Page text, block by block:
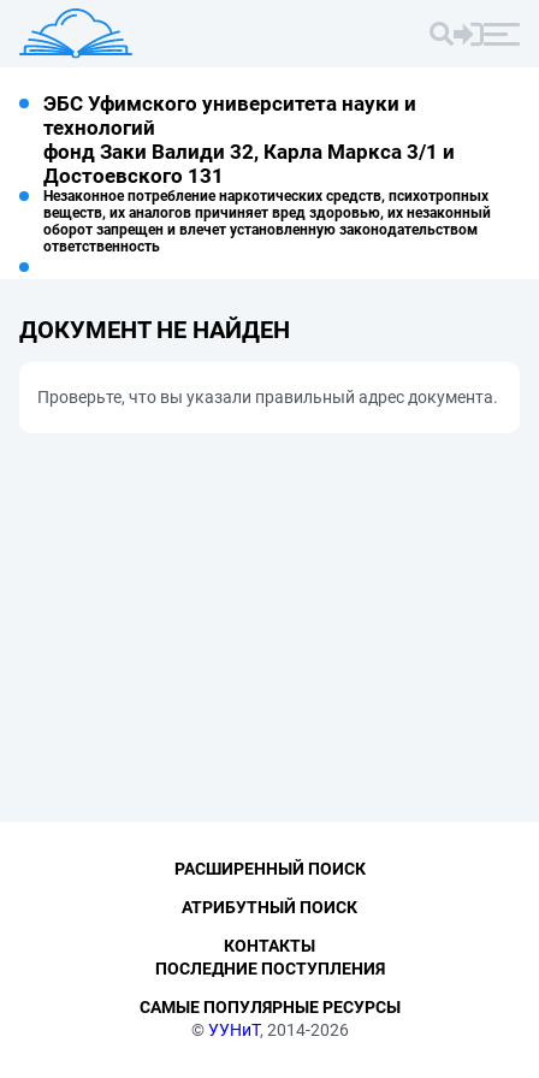
ЭБС Уфимского университета науки и
технологий
фонд Заки Валиди 32, Карла Маркса 3/1 и
Достоевского 131
Незаконное потребление наркотических средств, психотропных
веществ, их аналогов причиняет вред здоровью, их незаконный
оборот запрещен и влечет установленную законодательством
ответственность
ДОКУМЕНТ НЕ НАЙДЕН
Проверьте, что вы указали правильный адрес документа.
©УУНиТ, 2014-2026
РАСШИРЕННЫЙ ПОИСК
АТРИБУТНЫЙ ПОИСК
КОНТАКТЫ
ПОСЛЕДНИЕ ПОСТУПЛЕНИЯ
САМЫЕ ПОПУЛЯРНЫЕ РЕСУРСЫ